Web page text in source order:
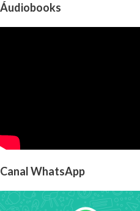
Áudiobooks
Canal WhatsApp